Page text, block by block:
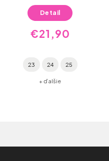
€21,90
Detail
23 24 25
+ ďalšie